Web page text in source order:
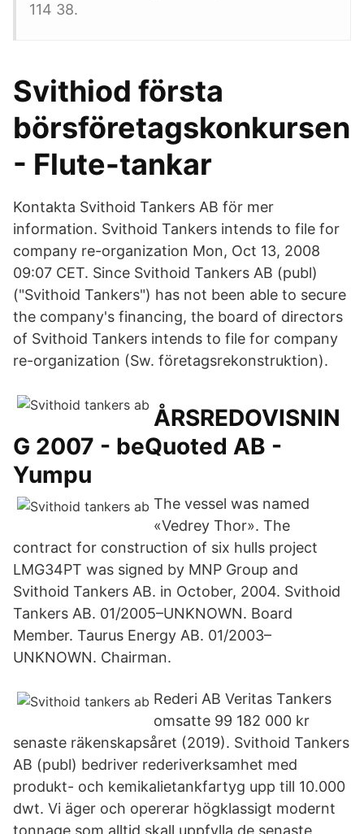
114 38.
Svithiod första
börsföretagskonkursen
- Flute-tankar
Kontakta Svithoid Tankers AB för mer
information. Svithoid Tankers intends to file for
company re-organization Mon, Oct 13, 2008
09:07 CET. Since Svithoid Tankers AB (publ)
("Svithoid Tankers") has not been able to secure
the company's financing, the board of directors
of Svithoid Tankers intends to file for company
re-organization (Sw. företagsrekonstruktion).
ÅRSREDOVISNIN
G 2007 - beQuoted AB -
Yumpu
The vessel was named
«Vedrey Thor». The
contract for construction of six hulls project
LMG34PT was signed by MNP Group and
Svithoid Tankers AB. in October, 2004. Svithoid
Tankers AB. 01/2005–UNKNOWN. Board
Member. Taurus Energy AB. 01/2003–
UNKNOWN. Chairman.
Rederi AB Veritas Tankers
omsatte 99 182 000 kr
senaste räkenskapsåret (2019). Svithoid Tankers
AB (publ) bedriver rederiverksamhet med
produkt- och kemikalietankfartyg upp till 10.000
dwt. Vi äger och opererar högklassigt modernt
tonnage som alltid skall uppfylla de senaste